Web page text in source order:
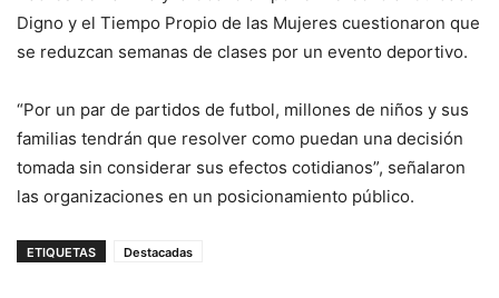
Digno y el Tiempo Propio de las Mujeres cuestionaron que
se reduzcan semanas de clases por un evento deportivo.
“Por un par de partidos de futbol, millones de niños y sus
familias tendrán que resolver como puedan una decisión
tomada sin considerar sus efectos cotidianos”, señalaron
las organizaciones en un posicionamiento público.
ETIQUETAS Destacadas